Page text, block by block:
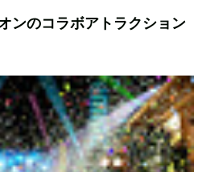
ンのコラボアトラクション